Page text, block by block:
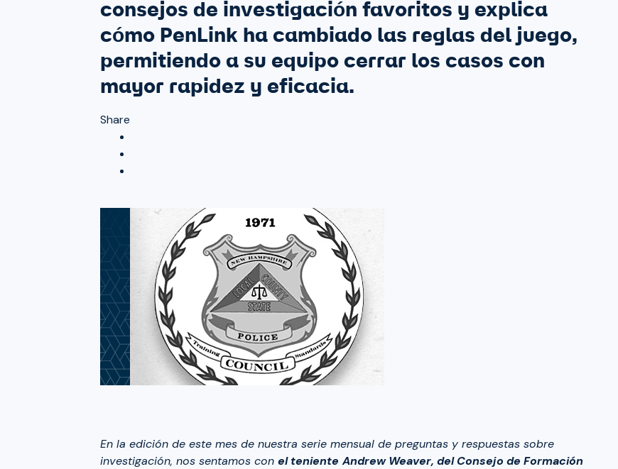
consejos de investigación favoritos y explica
cómo PenLink ha cambiado las reglas del juego,
permitiendo a su equipo cerrar los casos con
mayor rapidez y eficacia.
Share
En la edición de este mes de nuestra serie mensual de preguntas y respuestas sobre
investigación, nos sentamos conel teniente Andrew Weaver, del Consejo de Formación